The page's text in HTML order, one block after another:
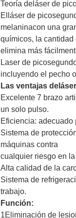
Teoría de láser de
El láser de
melaninacon una
químicos, la
elimina más
Laser de
incluyendo el pecho
Las ventajas de
Excelente 7 brazo
un solo pulso.
Eficiencia: adecuado
Sistema de
máquinas contra
cualquier riesgo en
Alta calidad de la
Sistema de
trabajo.
Función:
1Eliminación de